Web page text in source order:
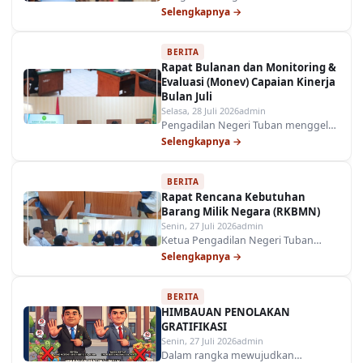
melaksanakan acara Penyerahan
bentuk apresiasi dan evaluasi
berkala terhadap kinerja seluruh
aparatur peradilan.…
Selengkapnya →
BERITA
Rapat Bulanan dan Monitoring &
Evaluasi (Monev) Capaian Kinerja
Bulan Juli
Selasa, 28 Juli 2026admin
Pengadilan Negeri Tuban menggelar
Rapat Bulanan dan Monitoring &
berlangsung di Ruang Sidang Cakra.
Rapat ini…
Selengkapnya →
BERITA
Rapat Rencana Kebutuhan
Barang Milik Negara (RKBMN)
Senin, 27 Juli 2026admin
Ketua Pengadilan Negeri Tuban
memimpin secara langsung Rapat
di Ruang Sidang Anak PN Tuban.
Rapat ini diselenggarakan…
Selengkapnya →
BERITA
HIMBAUAN PENOLAKAN
GRATIFIKASI
Senin, 27 Juli 2026admin
Dalam rangka mewujudkan